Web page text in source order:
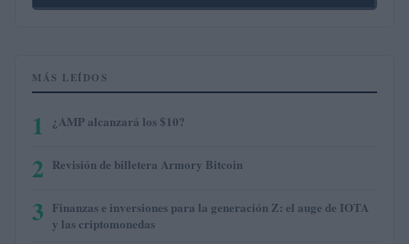
MÁS LEÍDOS
1 ¿AMP alcanzará los $10?
2 Revisión de billetera Armory Bitcoin
3 Finanzas e inversiones para la generación Z: el auge de IOTA
y las criptomonedas